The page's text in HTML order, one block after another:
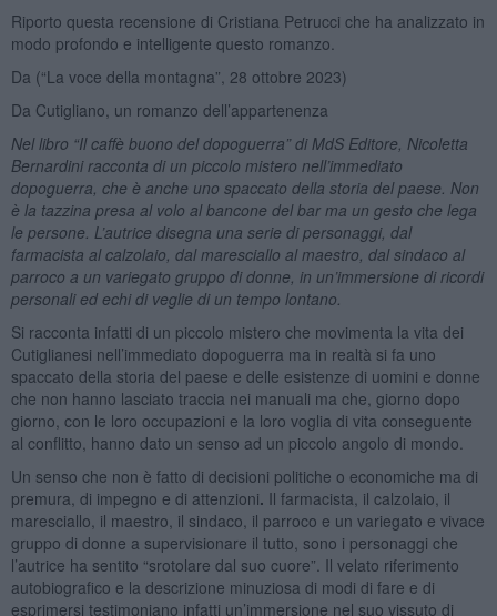
Riporto questa recensione di Cristiana Petrucci che ha analizzato in
modo profondo e intelligente questo romanzo.
Da (“La voce della montagna”, 28 ottobre 2023)
Da Cutigliano, un romanzo dell’appartenenza
Nel libro “Il caffè buono del dopoguerra” di MdS Editore, Nicoletta
Bernardini racconta di un piccolo mistero nell’immediato
dopoguerra, che è anche uno spaccato della storia del paese. Non
è la tazzina presa al volo al bancone del bar ma un gesto che lega
le persone. L’autrice disegna una serie di personaggi, dal
farmacista al calzolaio, dal maresciallo al maestro, dal sindaco al
parroco a un variegato gruppo di donne, in un’immersione di ricordi
personali ed echi di veglie di un tempo lontano.
Si racconta infatti di un piccolo mistero che movimenta la vita dei
Cutiglianesi nell’immediato dopoguerra ma in realtà si fa uno
spaccato della storia del paese e delle esistenze di uomini e donne
che non hanno lasciato traccia nei manuali ma che, giorno dopo
giorno, con le loro occupazioni e la loro voglia di vita conseguente
al conflitto, hanno dato un senso ad un piccolo angolo di mondo.
Un senso che non è fatto di decisioni politiche o economiche ma di
premura, di impegno e di attenzioni. Il farmacista, il calzolaio, il
maresciallo, il maestro, il sindaco, il parroco e un variegato e vivace
gruppo di donne a supervisionare il tutto, sono i personaggi che
l’autrice ha sentito “srotolare dal suo cuore”. Il velato riferimento
autobiografico e la descrizione minuziosa di modi di fare e di
esprimersi testimoniano infatti un’immersione nel suo vissuto di